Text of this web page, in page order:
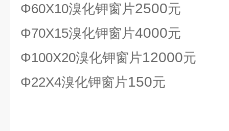
Φ60Х10溴化钾窗片2500元
Φ70Х15溴化钾窗片4000元
Φ100Х20溴化钾窗片12000元
Φ22Х4溴化钾窗片150元